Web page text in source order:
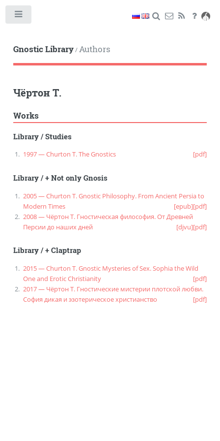
Gnostic Library/Authors
Чёртон Т.
Works
Library/Studies
1997 — Churton T. The Gnostics [pdf]
Library/+ Not only Gnosis
2005 — Churton T. Gnostic Philosophy. From Ancient Persia to
Modern Times
[epub][pdf]
2008 — Чёртон Т. Гностическая философия. От Древней
Персии до наших дней
[djvu][pdf]
Library/+ Claptrap
2015 — Churton T. Gnostic Mysteries of Sex. Sophia the Wild
One and Erotic Christianity
[pdf]
2017 — Чёртон Т. Гностические мистерии плотской любви.
София дикая и эзотерическое христианство
[pdf]